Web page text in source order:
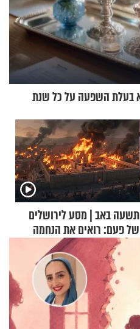
בעלת השפעה על כל שנת
תשעה באב | מסע לירושלים
של פעם: רואים את הנחמה